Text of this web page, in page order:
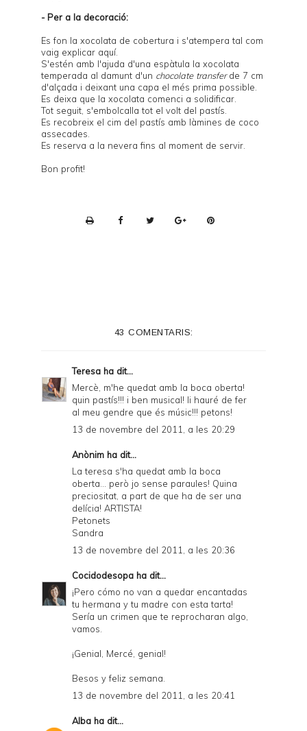
- Per a la decoració:
Es fon la xocolata de cobertura i s'atempera tal com
vaig explicar aquí.
S'estén amb l'ajuda d'una espàtula la xocolata
temperada al damunt d'un chocolate transferde 7 cm
d'alçada i deixant una capa el més prima possible.
Es deixa que la xocolata comenci a solidificar.
Tot seguit, s'embolcalla tot el volt del pastís.
Es recobreix el cim del pastís amb làmines de coco
assecades.
Es reserva a la nevera fins al moment de servir.
Bon profit!
i
y
a
n
P
D
43 COMENTARIS:
Teresa ha dit...
Mercè, m'he quedat amb la boca oberta!
quin pastís!!! i ben musical! li hauré de fer
al meu gendre que és músic!!! petons!
13 de novembre del 2011, a les 20:29
Anònim ha dit...
La teresa s'ha quedat amb la boca
oberta... però jo sense paraules! Quina
preciositat, a part de que ha de ser una
delícia! ARTISTA!
Petonets
Sandra
13 de novembre del 2011, a les 20:36
Cocidodesopa ha dit...
¡Pero cómo no van a quedar encantadas
tu hermana y tu madre con esta tarta!
Sería un crimen que te reprocharan algo,
vamos.
¡Genial, Mercé, genial!
Besos y feliz semana.
13 de novembre del 2011, a les 20:41
Alba ha dit...